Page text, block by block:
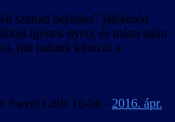
szabad bejárása” játékmód
ígértek ilyet), és utána talán
mit tudunk kihozni a
Sweet Little 16-bit - 2016. ápr.